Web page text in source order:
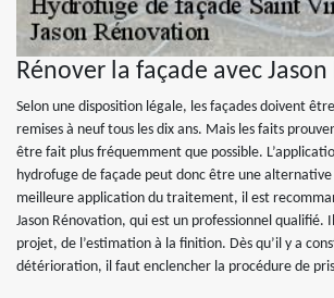
Rénover la façade avec
Selon une disposition légale, les façades doivent
remises à neuf tous les dix ans. Mais les faits
être fait plus fréquemment que possible.
hydrofuge de façade peut donc être une
meilleure application du traitement, il est
Jason Rénovation, qui est un professionnel qualifié.
projet, de l’estimation à la finition. Dès qu’il y a
détérioration, il faut enclencher la procédure de